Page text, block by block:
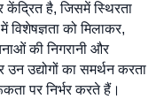
केंद्रित है, जिसमें स्थिरता
विशेषज्ञता को मिलाकर,
की निगरानी और
उद्योगों का समर्थन करता
पर निर्भर करते हैं।